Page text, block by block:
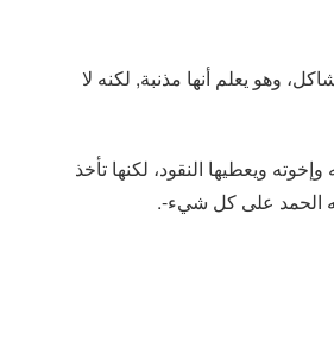
وهو يعلم أنها مذنبة, لكنه لا
ويعطيها النقود، لكنها تأخذ
الحمد على كل شيء-.